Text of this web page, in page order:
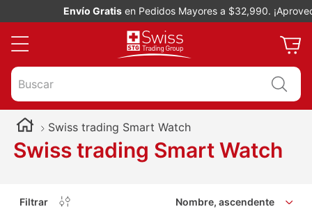
Envío Gratisen Pedidos Mayores a $32,990.
Buscar
Swiss trading Smart Watch
Swiss trading Smart Watch
Filtrar Nombre, ascendente